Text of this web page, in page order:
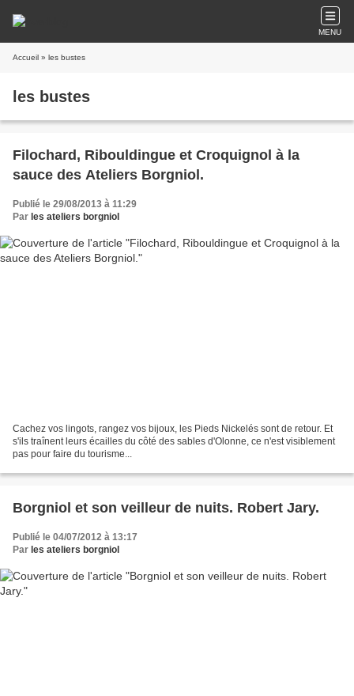
MENU
Accueil » les bustes
les bustes
Filochard, Ribouldingue et Croquignol à la
sauce des Ateliers Borgniol.
Publié le 29/08/2013 à 11:29
Par les ateliers borgniol
Cachez vos lingots, rangez vos bijoux, les Pieds Nickelés sont de retour. Et
s'ils traînent leurs écailles du côté des sables d'Olonne, ce n'est visiblement
pas pour faire du tourisme...
Borgniol et son veilleur de nuits. Robert Jary.
Publié le 04/07/2012 à 13:17
Par les ateliers borgniol